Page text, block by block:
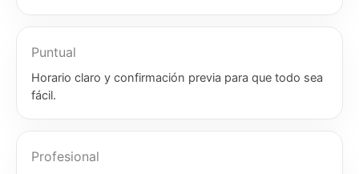
Puntual
Horario claro y confirmación previa para que todo sea
fácil.
Profesional